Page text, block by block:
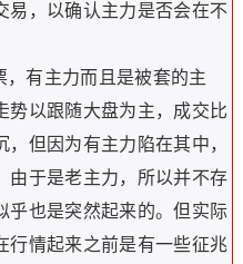
易，以确认主力是否会在不
有主力而且是被套的主
势以跟随大盘为主，成交比
但因为有主力陷在其中，
由于是老主力，所以并不存
乎也是突然起来的。但实际
行情起来之前是有一些征兆